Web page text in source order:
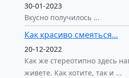
30-01-2023
Вкусно получилось ...
Как красиво смеяться...
20-12-2022
Как же стереотипно здесь
живете. Как хотите, так и ...